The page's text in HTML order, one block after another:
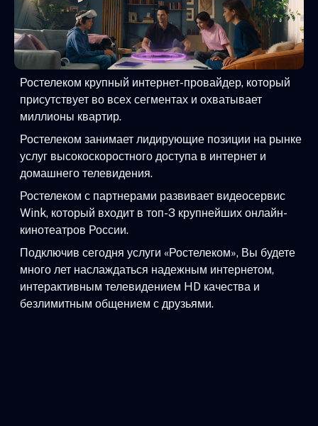
Ростелеком крупный интернет-провайдер, который
присутствует во всех сегментах и охватывает
миллионы квартир.
Ростелеком занимает лидирующие позиции на рынке
услуг высокоскоростного доступа в интернет и
домашнего телевидения.
Ростелеком с партнерами развивает видеосервис
Wink, который входит в топ-3 крупнейших онлайн-
кинотеатров России.
Подключив сегодня услуги «Ростелеком», Вы будете
много лет наслаждаться надежным интернетом,
интерактивным телевидением HD качества и
безлимитным общением с друзьями.